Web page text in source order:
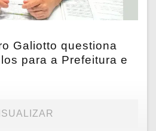
Galiotto questiona
para a Prefeitura e